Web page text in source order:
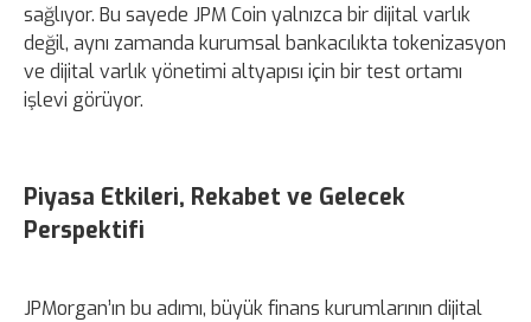
sağlıyor. Bu sayede JPM Coin yalnızca bir dijital varlık
değil, aynı zamanda kurumsal bankacılıkta tokenizasyon
ve dijital varlık yönetimi altyapısı için bir test ortamı
işlevi görüyor.
Piyasa Etkileri, Rekabet ve Gelecek
Perspektifi
JPMorgan’ın bu adımı, büyük finans kurumlarının dijital